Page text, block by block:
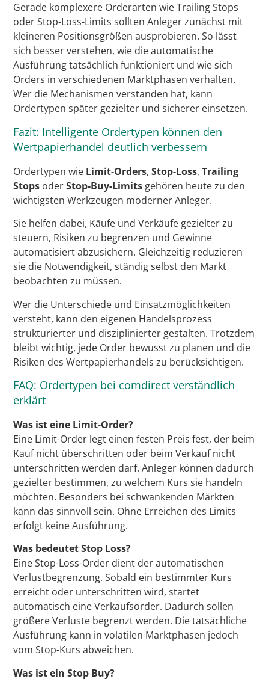
Gerade komplexere Orderarten wie Trailing Stops
oder Stop-Loss-Limits sollten Anleger zunächst mit
kleineren Positionsgrößen ausprobieren. So lässt
sich besser verstehen, wie die automatische
Ausführung tatsächlich funktioniert und wie sich
Orders in verschiedenen Marktphasen verhalten.
Wer die Mechanismen verstanden hat, kann
Ordertypen später gezielter und sicherer einsetzen.
Fazit: Intelligente Ordertypen können den
Wertpapierhandel deutlich verbessern
Ordertypen wie Limit-Orders,Stop-Loss,Trailing
Stops oderStop-Buy-Limits gehören heute zu den
wichtigsten Werkzeugen moderner Anleger.
Sie helfen dabei, Käufe und Verkäufe gezielter zu
steuern, Risiken zu begrenzen und Gewinne
automatisiert abzusichern. Gleichzeitig reduzieren
sie die Notwendigkeit, ständig selbst den Markt
beobachten zu müssen.
Wer die Unterschiede und Einsatzmöglichkeiten
versteht, kann den eigenen Handelsprozess
strukturierter und disziplinierter gestalten. Trotzdem
bleibt wichtig, jede Order bewusst zu planen und die
Risiken des Wertpapierhandels zu berücksichtigen.
FAQ: Ordertypen bei comdirect verständlich
erklärt
Was ist eine Limit-Order?
Eine Limit-Order legt einen festen Preis fest, der beim
Kauf nicht überschritten oder beim Verkauf nicht
unterschritten werden darf. Anleger können dadurch
gezielter bestimmen, zu welchem Kurs sie handeln
möchten. Besonders bei schwankenden Märkten
kann das sinnvoll sein. Ohne Erreichen des Limits
erfolgt keine Ausführung.
Was bedeutet Stop Loss?
Eine Stop-Loss-Order dient der automatischen
Verlustbegrenzung. Sobald ein bestimmter Kurs
erreicht oder unterschritten wird, startet
automatisch eine Verkaufsorder. Dadurch sollen
größere Verluste begrenzt werden. Die tatsächliche
Ausführung kann in volatilen Marktphasen jedoch
vom Stop-Kurs abweichen.
Was ist ein Stop Buy?